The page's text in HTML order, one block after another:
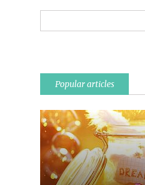
Popular articles